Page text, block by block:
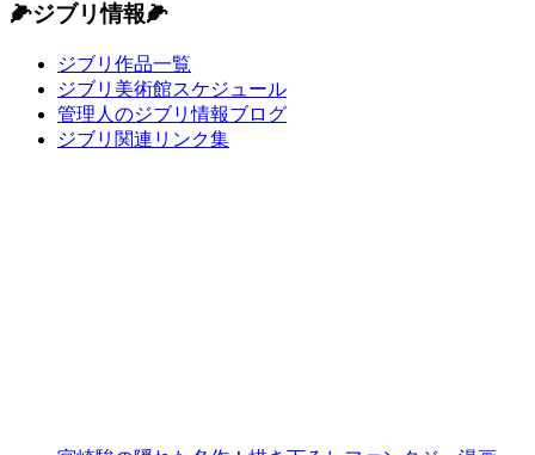
🌽ジブリ情報🌽
ジブリ作品一覧
ジブリ美術館スケジュール
管理人のジブリ情報ブログ
ジブリ関連リンク集